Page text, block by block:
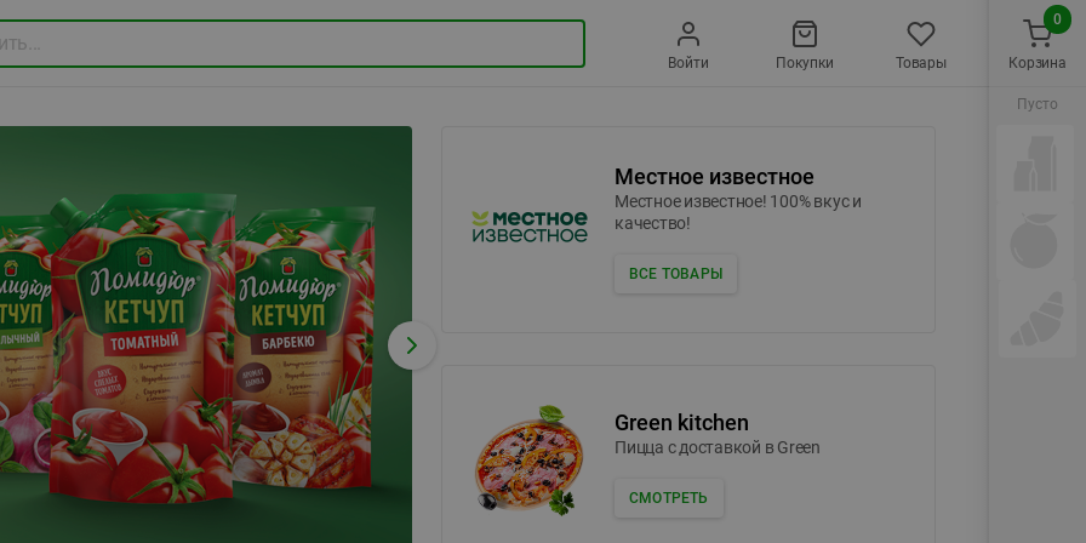
Войти Покупки Товары
Местное известное
Местное известное! 100% вкус и
качество!
ВСЕ ТОВАРЫ
Green kitchen
Пицца c доставкой в Green
СМОТРЕТЬ
Корзина
0
Пусто